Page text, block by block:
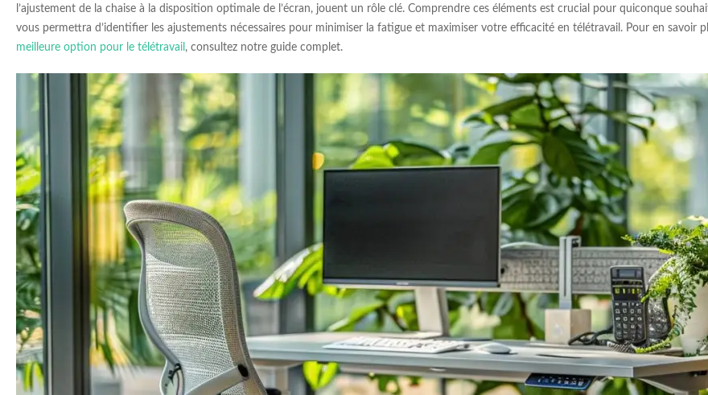
l’ajustement de la chaise à la disposition optimale de l’écran, jouent un rôle clé. Comprendre ces éléments est crucial pour quiconque
vous permettra d’identifier les ajustements nécessaires pour minimiser la fatigue et maximiser votre efficacité en télétravail. Pour en savoir
meilleure option pour le télétravail , consultez notre guide complet.